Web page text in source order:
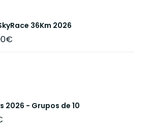
36Km 2026
2026 - Grupos de 10